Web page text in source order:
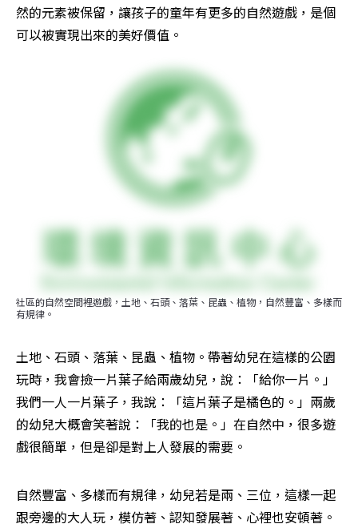
然的元素被保留，讓孩子的童年有更多的自然遊戲，是個
可以被實現出來的美好價值。
社區的自然空間裡遊戲，土地、石頭、落葉、昆蟲、植物，自然豐富、多樣而
有規律。
土地、石頭、落葉、昆蟲、植物。帶著幼兒在這樣的公園
玩時，我會撿一片葉子給兩歲幼兒，說：「給你一片。」
我們一人一片葉子，我說：「這片葉子是橘色的。」兩歲
的幼兒大概會笑著說：「我的也是。」在自然中，很多遊
戲很簡單，但是卻是對上人發展的需要。
自然豐富、多樣而有規律，幼兒若是兩、三位，這樣一起
跟旁邊的大人玩，模仿著、認知發展著、心裡也安頓著。